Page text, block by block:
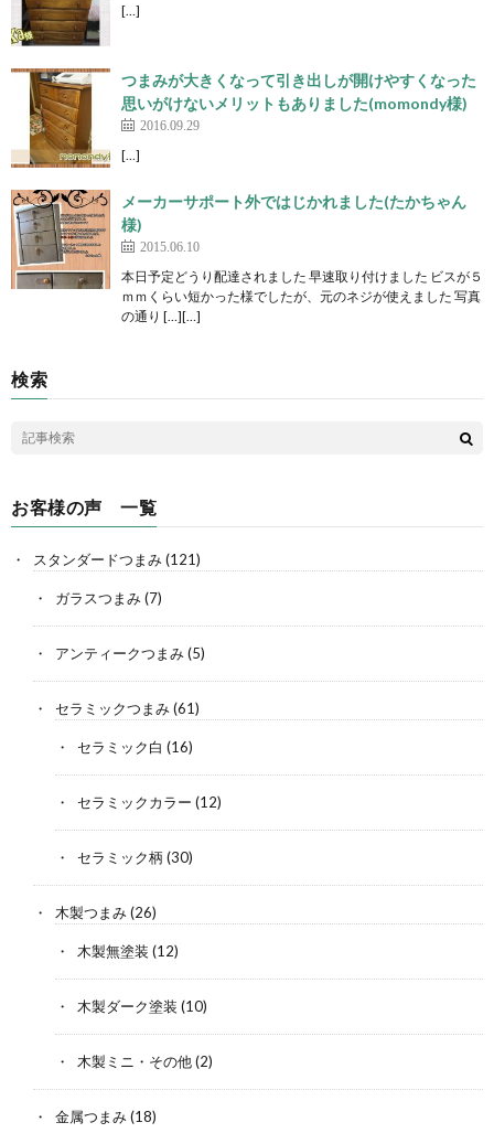
[…]
つまみが大きくなって引き出しが開けやすくなった
思いがけないメリットもありました(momondy様)
2016.09.29
[…]
メーカーサポート外ではじかれました(たかちゃん
様)
2015.06.10
本日予定どうり配達されました 早速取り付けました ビスが５
ｍｍくらい短かった様でしたが、元のネジが使えました 写真
の通り […][…]
検索
お客様の声 一覧
スタンダードつまみ(121)
ガラスつまみ(7)
アンティークつまみ(5)
セラミックつまみ(61)
セラミック白 (16)
セラミックカラー (12)
セラミック柄 (30)
木製つまみ(26)
木製無塗装 (12)
木製ダーク塗装 (10)
木製ミニ・その他(2)
金属つまみ(18)